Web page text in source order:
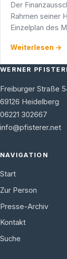
Der
Rahmen seiner
Einzelplan des
Weiterlesen →
WERNER
Freiburger Straße
69126 Heidelberg
06221 302667
info@pfisterer.net
NAVIGATION
Start
Zur Person
Presse-Archiv
Kontakt
Suche